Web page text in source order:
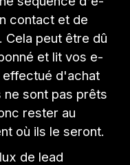
contact et de
peut être dû
et lit vos e-
effectué d'achat
sont pas prêts
rester au
où ils le seront.
de lead